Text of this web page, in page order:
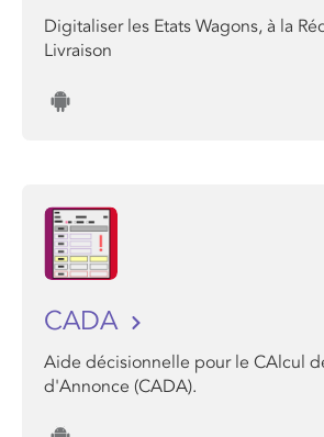
Digitaliser les Etats Wagons, à la
Livraison
CADA
Aide décisionnelle pour le CAlcul
d'Annonce (CADA).